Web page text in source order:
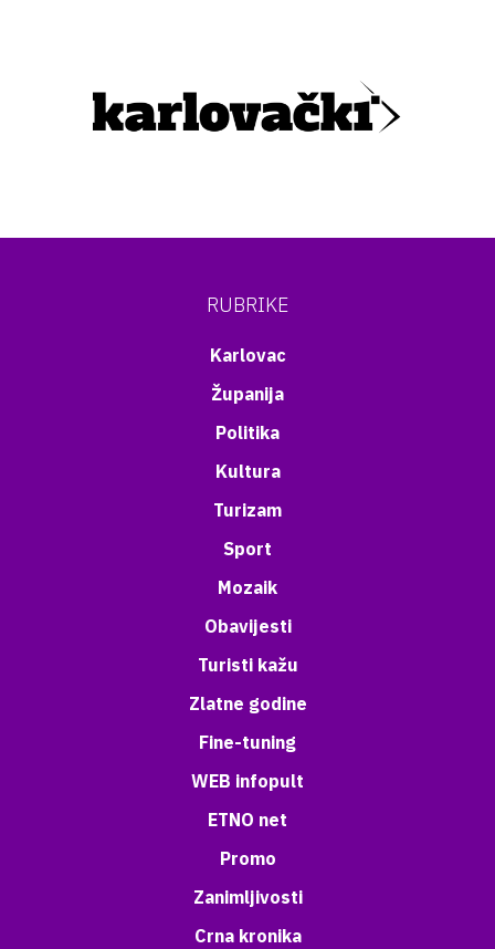
RUBRIKE
Karlovac
Županija
Politika
Kultura
Turizam
Sport
Mozaik
Obavijesti
Turisti kažu
Zlatne godine
Fine-tuning
WEB infopult
ETNO net
Promo
Zanimljivosti
Crna kronika